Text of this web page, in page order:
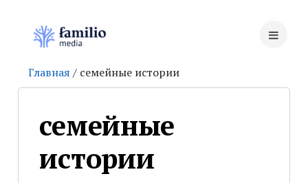
Главная / семейные истории
семейные
истории